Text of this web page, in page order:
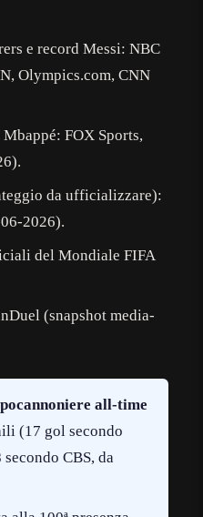
e record Messi: NBC
Olympics.com, CNN
FOX Sports,
da ufficializzare):
2026).
del Mondiale FIFA
(snapshot media-
all-time
(17 gol secondo
CBS, da